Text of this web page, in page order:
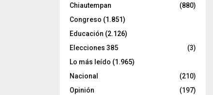
Chiautempan
(880)
Congreso (1.851)
Educación (2.126)
Elecciones 385
(3)
Lo más leído (1.965)
Nacional
(210)
Opinión
(197)